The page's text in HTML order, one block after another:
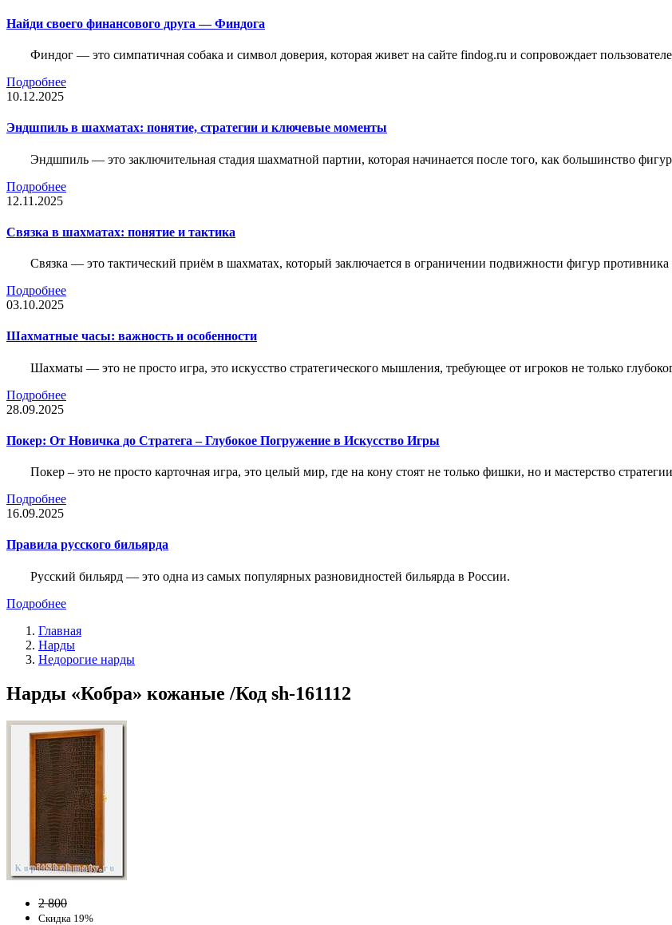
Найди своего финансового друга — Финдога
Финдог — это симпатичная собака и символ доверия, которая живет на сайте findog.ru и сопровождает
Подробнее
10.12.2025
Эндшпиль в шахматах: понятие, стратегии и ключевые моменты
Эндшпиль — это заключительная стадия шахматной партии, которая начинается после того, как большинство
Подробнее
12.11.2025
Связка в шахматах: понятие и тактика
Связка — это тактический приём в шахматах, который заключается в ограничении подвижности фигур
Подробнее
03.10.2025
Шахматные часы: важность и особенности
Шахматы — это не просто игра, это искусство стратегического мышления, требующее от игроков не только
Подробнее
28.09.2025
Покер: От Новичка до Стратега – Глубокое Погружение в Искусство Игры
Покер – это не просто карточная игра, это целый мир, где на кону стоят не только фишки, но и мастерство
Подробнее
16.09.2025
Правила русского бильярда
Русский бильярд — это одна из самых популярных разновидностей бильярда в России.
Подробнее
Главная
Нарды
Недорогие нарды
Нарды «Кобра» кожаные /Код sh-161112
2 800
Скидка 19%